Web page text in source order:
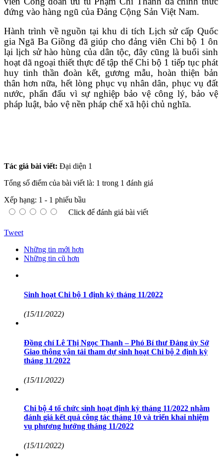
đứng vào hàng ngũ của Đảng Cộng Sản Việt Nam.
Hành trình về nguồn tại khu di tích Lịch sử cấp Quốc
gia Ngã Ba Giồng đã giúp cho đảng viên Chi bộ 1 ôn
lại lịch sử hào hùng của dân tộc, đây cũng là buổi sinh
hoạt dã ngoại thiết thực để tập thể Chi bộ 1 tiếp tục phát
huy tinh thần đoàn kết, gương mẫu, hoàn thiện bản
thân hơn nữa, hết lòng phục vụ nhân dân, phục vụ đất
nước, phấn đấu vì sự nghiệp bảo vệ công lý, bảo vệ
pháp luật, bảo vệ nền pháp chế xã hội chủ nghĩa.
Tác giả bài viết: Đại diện 1
Tổng số điểm của bài viết là: 1 trong 1 đánh giá
Xếp hạng: 1 - 1 phiếu bầu
Click để đánh giá bài viết
Tweet
Những tin mới hơn
Những tin cũ hơn
Sinh hoạt Chi bộ 1 định kỳ tháng 11/2022
(15/11/2022)
Đồng chí Lê Thị Ngọc Thanh – Phó Bí thư Đảng ủy Sở
Giao thông vận tải tham dự sinh hoạt Chi bộ 2 định kỳ
tháng 11/2022
(15/11/2022)
Chi bộ 4 tổ chức sinh hoạt định kỳ tháng 11/2022 nhằm
đánh giá kết quả công tác tháng 10 và triển khai nhiệm
vụ phương hướng tháng 11/2022
(15/11/2022)